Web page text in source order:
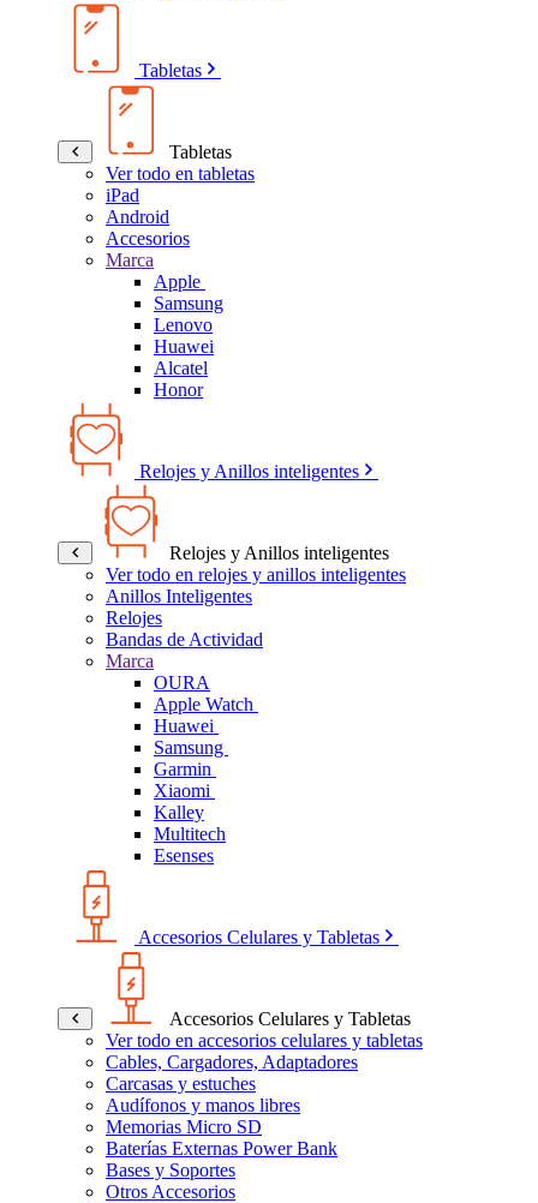
Tabletas
Tabletas
Ver todo en tabletas
iPad
Android
Accesorios
Marca
Apple
Samsung
Lenovo
Huawei
Alcatel
Honor
Relojes y Anillos inteligentes
Relojes y Anillos inteligentes
Ver todo en relojes y anillos inteligentes
Anillos Inteligentes
Relojes
Bandas de Actividad
Marca
OURA
Apple Watch
Huawei
Samsung
Garmin
Xiaomi
Kalley
Multitech
Esenses
Accesorios Celulares y Tabletas
Accesorios Celulares y Tabletas
Ver todo en accesorios celulares y tabletas
Cables, Cargadores, Adaptadores
Carcasas y estuches
Audífonos y manos libres
Memorias Micro SD
Baterías Externas Power Bank
Bases y Soportes
Otros Accesorios